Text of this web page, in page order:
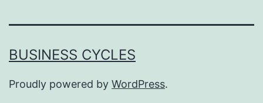
BUSINESS CYCLES
Proudly powered by WordPress.